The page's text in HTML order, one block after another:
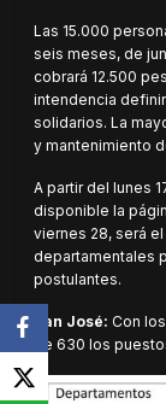
Las 15.000
seis meses, de
cobrará 12.500
intendencia
solidarios. La
y mantenimiento
A partir del lunes
disponible la
viernes 28, será
departamentales
postulantes.
San José: Con
de 630 los